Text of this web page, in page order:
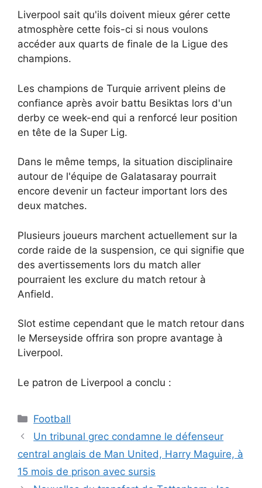
Liverpool sait qu'ils doivent mieux gérer cette
atmosphère cette fois-ci si nous voulons
accéder aux quarts de finale de la Ligue des
champions.
Les champions de Turquie arrivent pleins de
confiance après avoir battu Besiktas lors d'un
derby ce week-end qui a renforcé leur position
en tête de la Super Lig.
Dans le même temps, la situation disciplinaire
autour de l'équipe de Galatasaray pourrait
encore devenir un facteur important lors des
deux matches.
Plusieurs joueurs marchent actuellement sur la
corde raide de la suspension, ce qui signifie que
des avertissements lors du match aller
pourraient les exclure du match retour à
Anfield.
Slot estime cependant que le match retour dans
le Merseyside offrira son propre avantage à
Liverpool.
Le patron de Liverpool a conclu :
Catégories
Football
Un tribunal grec condamne le défenseur
central anglais de Man United, Harry Maguire, à
15 mois de prison avec sursis